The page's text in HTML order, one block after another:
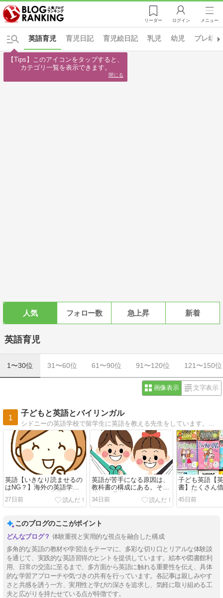
リーダー ログイン メニュー
育児日記 育児絵日記 乳児 幼児 プレ幼
英語育児
人気 フォロー数 急上昇 新着
英語育児
1〜30位 31〜60位 61〜90位 91〜120位 121〜150位
画像表示 文字表示
1
子どもと英語とバイリンガル
英語【いきなり読ませるの
はNG？】海外の英語学校
のリーディング指導を公
開！
27日前
英語が苦手になる原因は、
教科書の構成にある。そう
感じた理由
34日前
子ども英語【
書】たくさん
どん読む！
45日前
このブログのここがポイント
体験重視と実用的な視点を融合した構成
多角的な英語の教材や学習法をテーマに、多彩な切り口とリアルな体験談
を通じて、実践的な英語習得のヒントを提供しています。絵本や図書館利
用、日常の交流に至るまで、多方面から英語に触れる重要性を伝え、具体
的な学習アプローチや気づきの共有を行っています。各記事は親しみやす
さと共感を誘う一方、実用性と学びの深さを追求し、気軽に取り組める工
夫と広がりを持たせている点が特徴です。
【Tips】このアイコンをタップすると、
カテゴリ一覧を表示できます。
閉じる